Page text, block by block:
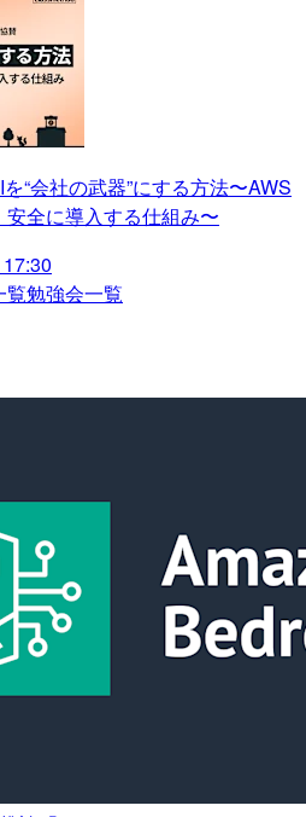
“会社の武器”にする方法〜AWS
全に導入する仕組み〜
覧勉強会一覧